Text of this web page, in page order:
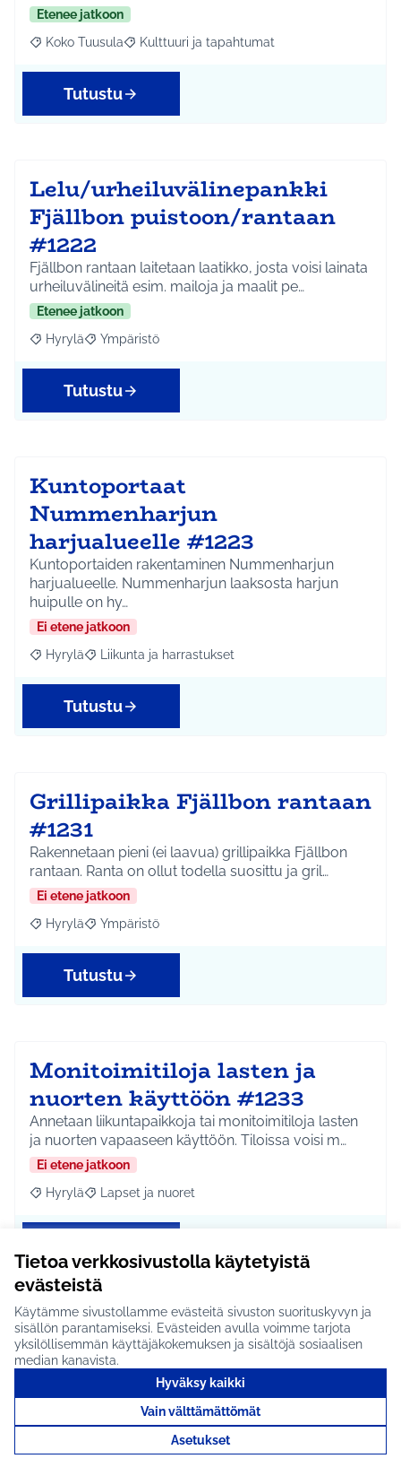
Tietoa verkkosivustolla käytetyistä
evästeistä
Käytämme sivustollamme evästeitä sivuston suorituskyvyn ja
sisällön parantamiseksi. Evästeiden avulla voimme tarjota
yksilöllisemmän käyttäjäkokemuksen ja sisältöjä sosiaalisen
median kanavista.
Hyväksy kaikki
Vain välttämättömät
Asetukset
Etenee jatkoon
Rajaa tulokset aihepiirin mukaan: Koko Tuusula
Koko Tuusula Rajaa tulokset teeman mukaan: Kulttuuri ja
Kulttuuri ja tapahtumat
Tutustu
Lelu/urheiluvälinepankki
Fjällbon puistoon/rantaan
#1222
Fjällbon rantaan laitetaan laatikko, josta voisi lainata
urheiluvälineitä esim. mailoja ja maalit pe…
Etenee jatkoon
Rajaa tulokset aihepiirin mukaan: Hyrylä
Hyrylä Rajaa tulokset teeman mukaan: Ympäristö
Ympäristö
Tutustu
Kuntoportaat
Nummenharjun
harjualueelle #1223
Kuntoportaiden rakentaminen Nummenharjun
harjualueelle. Nummenharjun laaksosta harjun
huipulle on hy…
Ei etene jatkoon
Rajaa tulokset aihepiirin mukaan: Hyrylä
Hyrylä Rajaa tulokset teeman mukaan: Liikunta ja
Liikunta ja harrastukset
Tutustu
Grillipaikka Fjällbon rantaan
#1231
Rakennetaan pieni (ei laavua) grillipaikka Fjällbon
rantaan. Ranta on ollut todella suosittu ja gril…
Ei etene jatkoon
Rajaa tulokset aihepiirin mukaan: Hyrylä
Hyrylä Rajaa tulokset teeman mukaan: Ympäristö
Ympäristö
Tutustu
Monitoimitiloja lasten ja
nuorten käyttöön #1233
Annetaan liikuntapaikkoja tai monitoimitiloja lasten
ja nuorten vapaaseen käyttöön. Tiloissa voisi m…
Ei etene jatkoon
Rajaa tulokset aihepiirin mukaan: Hyrylä
Hyrylä Rajaa tulokset teeman mukaan: Lapset ja nuoret
Lapset ja nuoret
Maauimala #1234
Rakennetaan Hyrylän uimahallin viereen
maauimalan kaltainen paikka, jossa voi uida
kesäisin, jos jär…
Ei etene jatkoon
Hyrylä Liikunta ja harrastukset